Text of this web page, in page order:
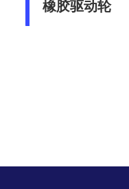
橡胶驱动轮